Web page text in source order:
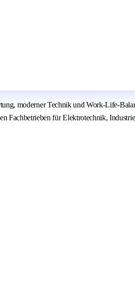
moderner Technik und Work-Life-
Fachbetrieben für Elektrotechnik,